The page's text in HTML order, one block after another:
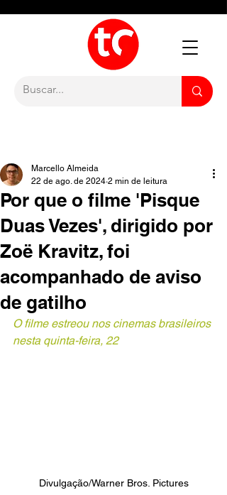
Por que o filme 'Pisque
Duas Vezes', dirigido por
Zoë Kravitz, foi
acompanhado de aviso
de gatilho
Marcello Almeida
22 de ago. de 2024 2 min de leitura
O filme estreou nos cinemas brasileiros
nesta quinta-feira, 22
Divulgação/Warner Bros. Pictures